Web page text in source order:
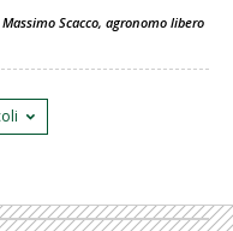
Scacco, agronomo libero